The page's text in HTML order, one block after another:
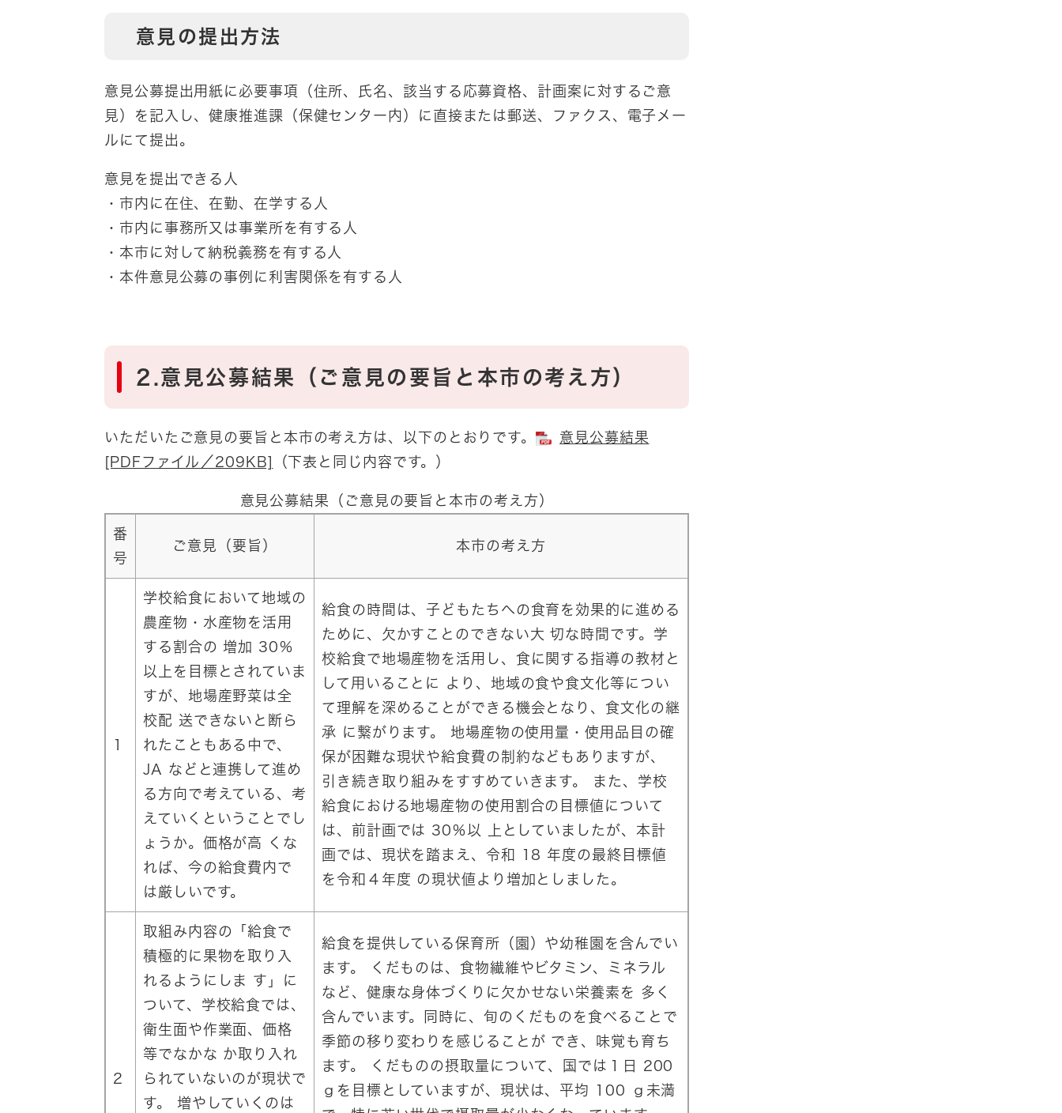
意見の提出方法
意見公募提出用紙に必要事項（住所、氏名、該当する応募資格、計画案に対するご意
見）を記入し、健康推進課（保健センター内）に直接または郵送、ファクス、電子メー
ルにて提出。
意見を提出できる人
・市内に在住、在勤、在学する人
・市内に事務所又は事業所を有する人
・本市に対して納税義務を有する人
・本件意見公募の事例に利害関係を有する人
2.意見公募結果（ご意見の要旨と本市の考え方）
いただいたご意見の要旨と本市の考え方は、以下のとおりです。
意見公募結果
[PDFファイル／209KB]
（下表と同じ内容です。）
意見公募結果（ご意見の要旨と本市の考え方）
番
号
ご意見（要旨） 本市の考え方
1
学校給食において地域の
農産物・水産物を活用
する割合の 増加 30％
以上を目標とされていま
すが、地場産野菜は全
校配 送できないと断ら
れたこともある中で、
JA などと連携して進め
る方向で考えている、考
えていくということでし
ょうか。価格が高 くな
れば、今の給食費内で
は厳しいです。
給食の時間は、子どもたちへの食育を効果的に進める
ために、欠かすことのできない大 切な時間です。学
校給食で地場産物を活用し、食に関する指導の教材と
して用いることに より、地域の食や食文化等につい
て理解を深めることができる機会となり、食文化の継
承 に繋がります。 地場産物の使用量・使用品目の確
保が困難な現状や給食費の制約などもありますが、
引き続き取り組みをすすめていきます。 また、学校
給食における地場産物の使用割合の目標値について
は、前計画では 30％以 上としていましたが、本計
画では、現状を踏まえ、令和 18 年度の最終目標値
を令和４年度 の現状値より増加としました。
2
取組み内容の「給食で
積極的に果物を取り入
れるようにしま す」に
ついて、学校給食では、
衛生面や作業面、価格
等でなかな か取り入れ
られていないのが現状で
す。 増やしていくのは
給食を提供している保育所（園）や幼稚園を含んでい
ます。 くだものは、食物繊維やビタミン、ミネラル
など、健康な身体づくりに欠かせない栄養素を 多く
含んでいます。同時に、旬のくだものを食べることで
季節の移り変わりを感じることが でき、味覚も育ち
ます。 くだものの摂取量について、国では１日 200
ｇを目標としていますが、現状は、平均 100 ｇ未満